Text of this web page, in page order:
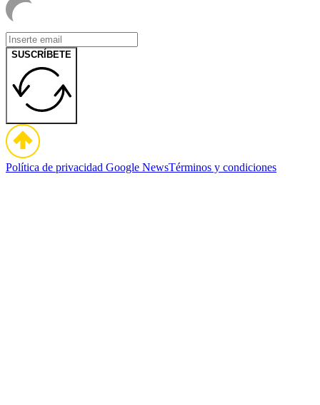
SUSCRÍBETE
Política de privacidad Google NewsTérminos y condiciones